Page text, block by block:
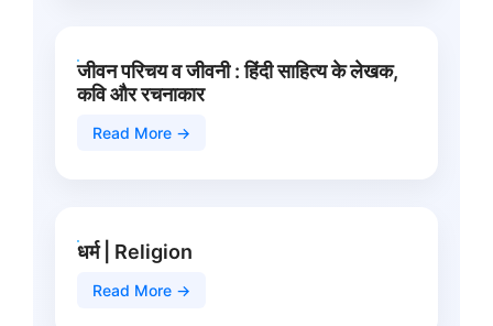
जीवन परिचय व जीवनी : हिंदी साहित्य के लेखक,
कवि और रचनाकार
Read More →
धर्म | Religion
Read More →